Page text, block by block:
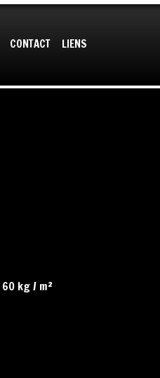
CONTACT LIENS
60 kg / m²
AccepterRefuserEn savoir plus